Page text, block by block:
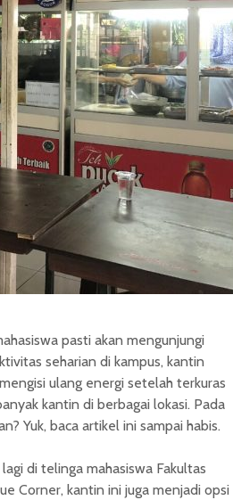
pasti akan mengunjungi
seharian di kampus, kantin
ulang energi setelah terkuras
kantin di berbagai lokasi. Pada
Yuk, baca artikel ini sampai habis.
di telinga mahasiswa Fakultas
Corner, kantin ini juga menjadi opsi